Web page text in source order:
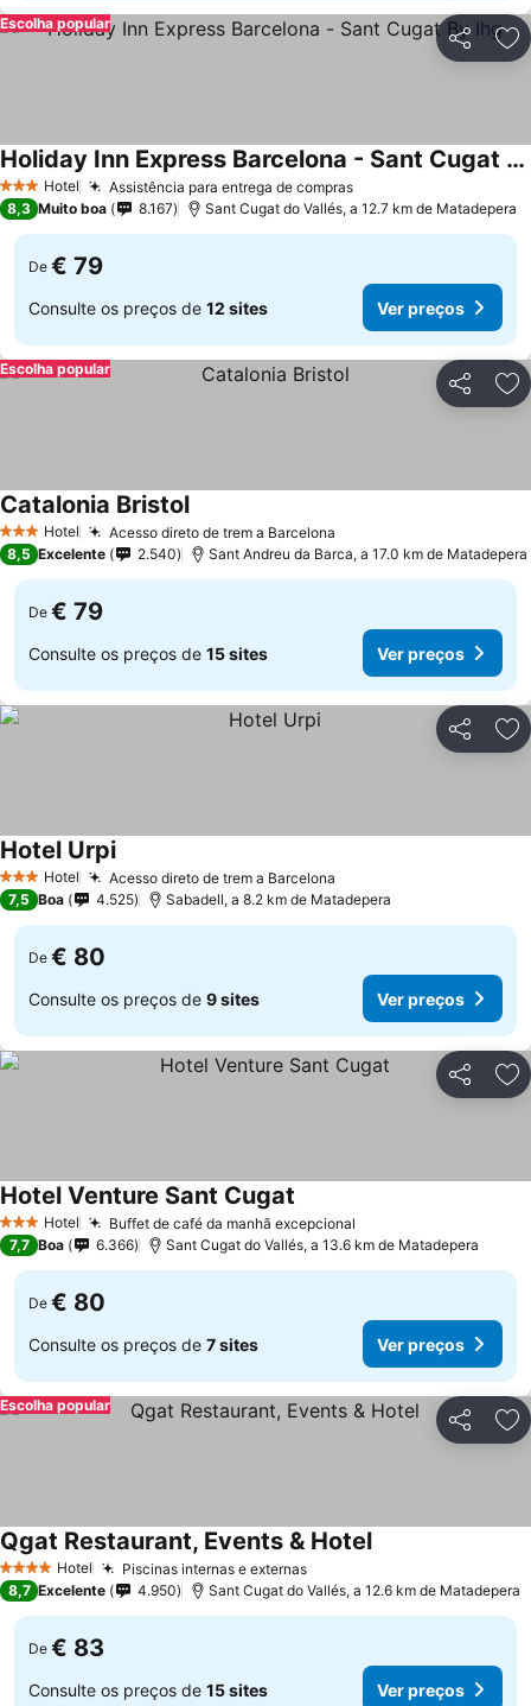
Partilhar
Escolha popular
3 EstrelasHotel Assistência para entrega de compras
Holiday Inn Express Barcelona - Sant Cugat By Ihg
8,3 Muito boa 8.167 Sant Cugat do Vallés, a 12.7 km de Matadepera
De € 79
Consulte os preços de 12 sites Ver preços
Partilhar
Escolha popular
3 EstrelasHotel Acesso direto de trem a Barcelona
Catalonia Bristol
8,5 Excelente 2.540 Sant Andreu da Barca, a 17.0 km de Matadepera
De € 79
Consulte os preços de 15 sites Ver preços
Partilhar
3 EstrelasHotel Acesso direto de trem a Barcelona
Hotel Urpi
7,5 Boa 4.525 Sabadell, a 8.2 km de Matadepera
De € 80
Consulte os preços de 9 sites Ver preços
Partilhar
3 EstrelasHotel Buffet de café da manhã excepcional
Hotel Venture Sant Cugat
7,7 Boa 6.366 Sant Cugat do Vallés, a 13.6 km de Matadepera
De € 80
Consulte os preços de 7 sites Ver preços
Partilhar
Escolha popular
4 EstrelasHotel Piscinas internas e externas
Qgat Restaurant, Events & Hotel
8,7 Excelente 4.950 Sant Cugat do Vallés, a 12.6 km de Matadepera
De € 83
Consulte os preços de 15 sites Ver preços